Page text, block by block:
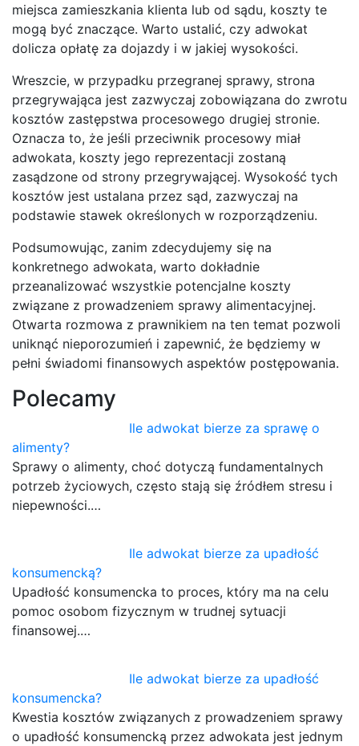
miejsca zamieszkania klienta lub od sądu, koszty te
mogą być znaczące. Warto ustalić, czy adwokat
dolicza opłatę za dojazdy i w jakiej wysokości.
Wreszcie, w przypadku przegranej sprawy, strona
przegrywająca jest zazwyczaj zobowiązana do zwrotu
kosztów zastępstwa procesowego drugiej stronie.
Oznacza to, że jeśli przeciwnik procesowy miał
adwokata, koszty jego reprezentacji zostaną
zasądzone od strony przegrywającej. Wysokość tych
kosztów jest ustalana przez sąd, zazwyczaj na
podstawie stawek określonych w rozporządzeniu.
Podsumowując, zanim zdecydujemy się na
konkretnego adwokata, warto dokładnie
przeanalizować wszystkie potencjalne koszty
związane z prowadzeniem sprawy alimentacyjnej.
Otwarta rozmowa z prawnikiem na ten temat pozwoli
uniknąć nieporozumień i zapewnić, że będziemy w
pełni świadomi finansowych aspektów postępowania.
Polecamy
Ile adwokat bierze za sprawę o
alimenty?
Sprawy o alimenty, choć dotyczą fundamentalnych
potrzeb życiowych, często stają się źródłem stresu i
niepewności.…
Ile adwokat bierze za upadłość
konsumencką?
Upadłość konsumencka to proces, który ma na celu
pomoc osobom fizycznym w trudnej sytuacji
finansowej.…
Ile adwokat bierze za upadłość
konsumencka?
Kwestia kosztów związanych z prowadzeniem sprawy
o upadłość konsumencką przez adwokata jest jednym